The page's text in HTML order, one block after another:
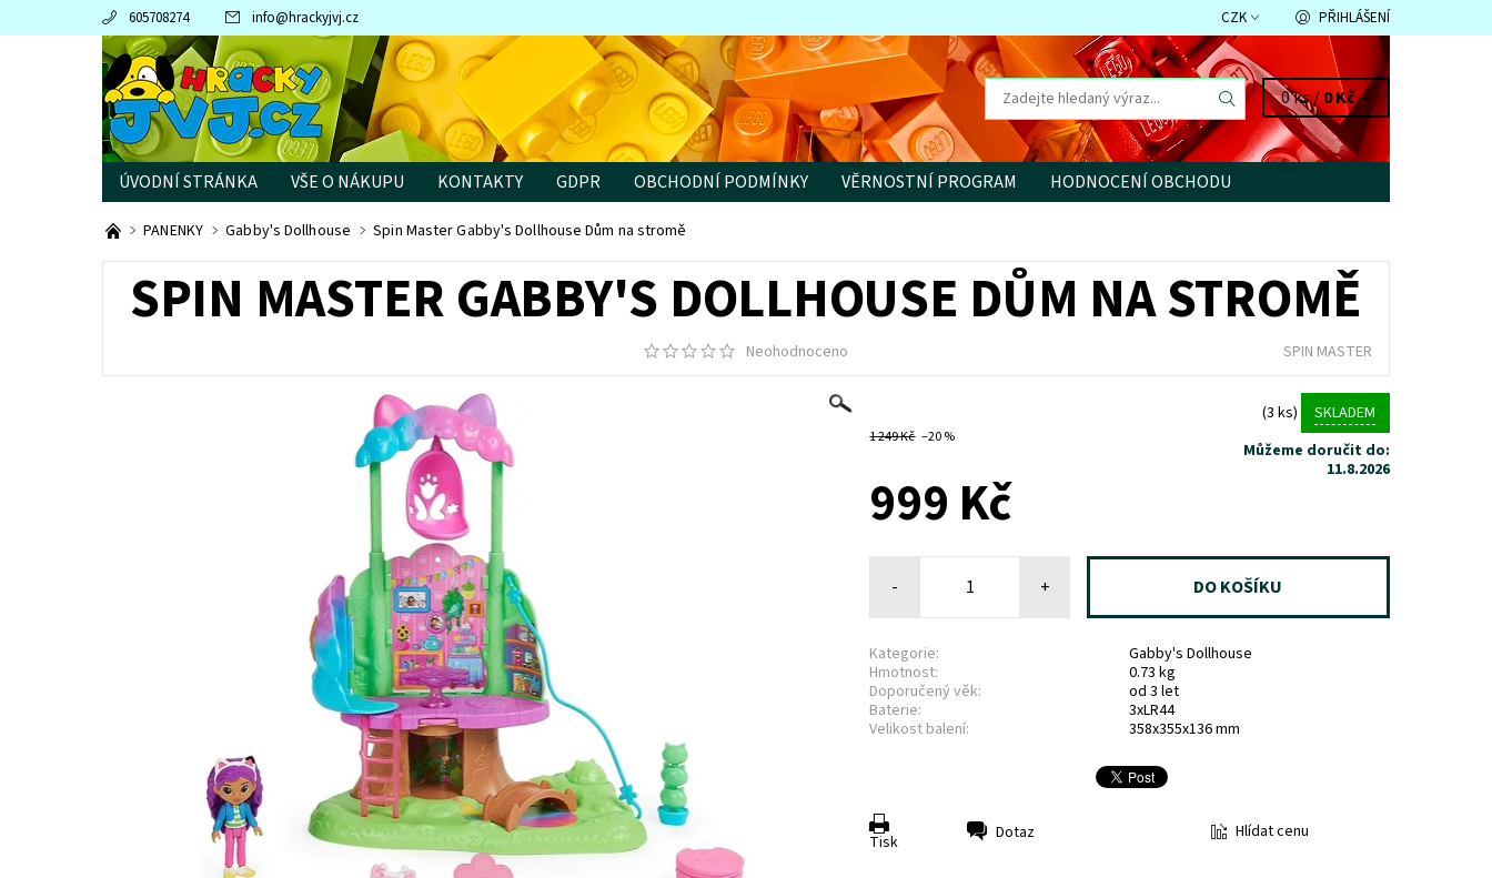
605708274 info@hrackyjvj.cz CZK PŘIHLÁŠENÍ
0 ks /0 Kč
ÚVODNÍ STRÁNKA VŠE O NÁKUPU KONTAKTY GDPR OBCHODNÍ PODMÍNKY VĚRNOSTNÍ PROGRAM
HODNOCENÍ OBCHODU
PRODÁVANÉ ZNAČKY
PANENKY Gabby's Dollhouse Spin Master Gabby's Dollhouse Dům na stromě
SPIN MASTER GABBY'S DOLLHOUSE DŮM NA STROMĚ
Neohodnoceno SPIN MASTER
1 249 Kč –20 %
(3 ks)
SKLADEM
Můžeme doručit do:
11.8.2026
999 Kč
- +
Kategorie:
Gabby's Dollhouse
Hmotnost:
0.73 kg
Doporučený věk:
od 3 let
Baterie:
3xLR44
Velikost balení:
358x355x136 mm
Tisk Dotaz Hlídat cenu